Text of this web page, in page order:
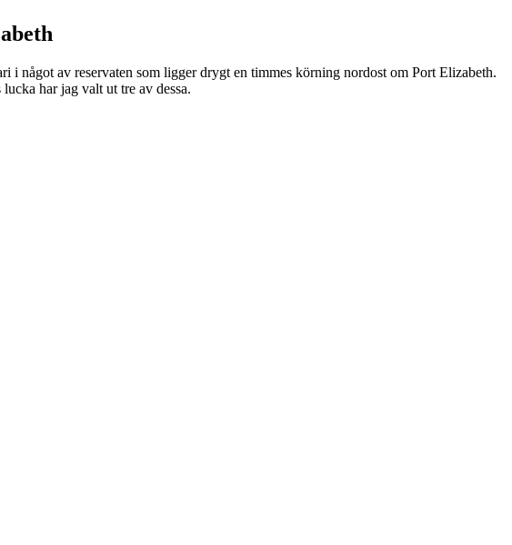
i något av reservaten som ligger drygt en timmes körning nordost om Port Elizabeth.
har jag valt ut tre av dessa.